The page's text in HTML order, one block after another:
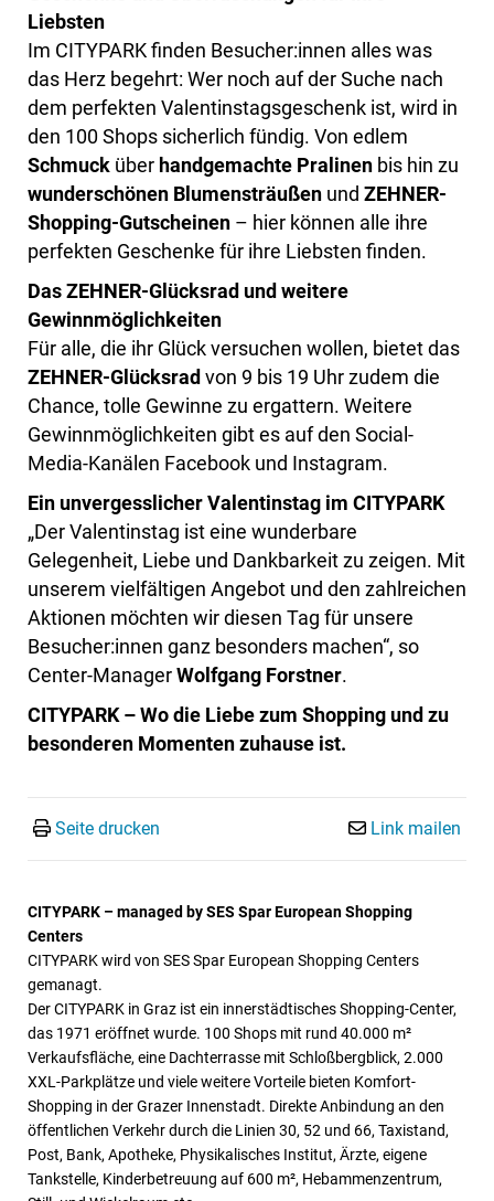
Liebsten
Im CITYPARK finden Besucher:innen alles was
das Herz begehrt: Wer noch auf der Suche nach
dem perfekten Valentinstagsgeschenk ist, wird in
den 100 Shops sicherlich fündig. Von edlem
Schmuck über handgemachte Pralinen bis hin zu
wunderschönen Blumensträußen und ZEHNER-
Shopping-Gutscheinen – hier können alle ihre
perfekten Geschenke für ihre Liebsten finden.
Das ZEHNER-Glücksrad und weitere
Gewinnmöglichkeiten
Für alle, die ihr Glück versuchen wollen, bietet das
ZEHNER-Glücksrad von 9 bis 19 Uhr zudem die
Chance, tolle Gewinne zu ergattern. Weitere
Gewinnmöglichkeiten gibt es auf den Social-
Media-Kanälen Facebook und Instagram.
Ein unvergesslicher Valentinstag im CITYPARK
„Der Valentinstag ist eine wunderbare
Gelegenheit, Liebe und Dankbarkeit zu zeigen. Mit
unserem vielfältigen Angebot und den zahlreichen
Aktionen möchten wir diesen Tag für unsere
Besucher:innen ganz besonders machen“, so
Center-ManagerWolfgang Forstner.
CITYPARK – Wo die Liebe zum Shopping und zu
besonderen Momenten zuhause ist.
Seite drucken Link mailen
CITYPARK – managed by SES Spar European Shopping
Centers
CITYPARK wird von SES Spar European Shopping Centers
gemanagt.
Der CITYPARK in Graz ist ein innerstädtisches Shopping-Center,
das 1971 eröffnet wurde. 100 Shops mit rund 40.000 m²
Verkaufsfläche, eine Dachterrasse mit Schloßbergblick, 2.000
XXL-Parkplätze und viele weitere Vorteile bieten Komfort-
Shopping in der Grazer Innenstadt. Direkte Anbindung an den
öffentlichen Verkehr durch die Linien 30, 52 und 66, Taxistand,
Post, Bank, Apotheke, Physikalisches Institut, Ärzte, eigene
Tankstelle, Kinderbetreuung auf 600 m², Hebammenzentrum,